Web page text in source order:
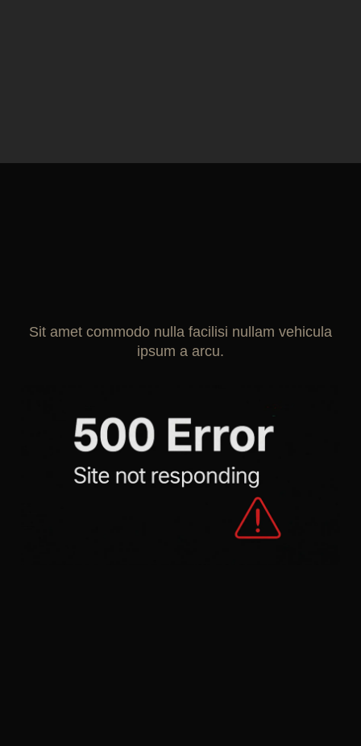
Sit amet commodo nulla facilisi nullam vehicula
ipsum a arcu.